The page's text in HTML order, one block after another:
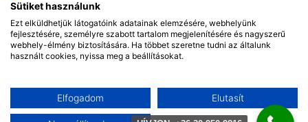
2021-2026 Tuzifaker.hu | Tűzifa kereskedés | Minden jog
fenntartva!
EUTR SZÁM: AA5836732
Weboldal készítés
Gyors Weboldal készítés
www.gyors-weboldal-keszites.hu
Sütiket használunk
Ezt elküldhetjük látogatóink adatainak elemzésére, webhelyünk
fejlesztésére, személyre szabott tartalom megjelenítésére és nagyszerű
webhely-élmény biztosítására. Ha többet szeretne tudni az általunk
használt cookies, nyissa meg a beállításokat.
Elfogadom Elutasít